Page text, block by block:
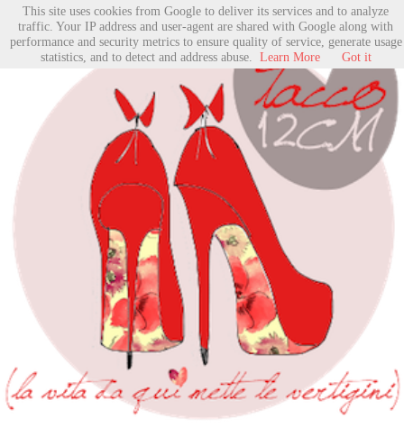
This site uses cookies from Google to deliver its services and to analyze
traffic. Your IP address and user-agent are shared with Google along with
performance and security metrics to ensure quality of service, generate usage
statistics, and to detect and address abuse.
Learn More Got it